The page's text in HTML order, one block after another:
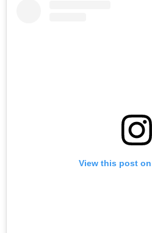
View this post